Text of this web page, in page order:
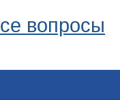
вопросы